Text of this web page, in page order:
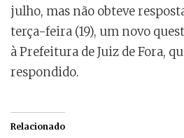
julho, mas não obteve
terça-feira (19), um novo
à Prefeitura de Juiz de Fora,
respondido.
Relacionado